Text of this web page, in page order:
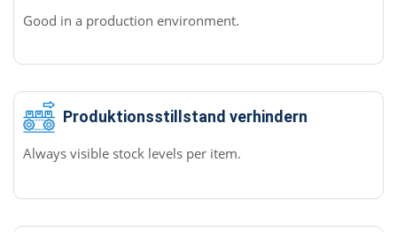
Good in a production environment.
Produktionsstillstand verhindern
Always visible stock levels per item.